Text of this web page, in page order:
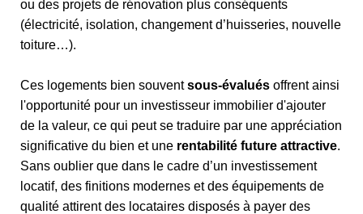
ou des projets de rénovation plus conséquents
(électricité, isolation, changement d’huisseries, nouvelle
toiture…).
Ces logements bien souventsous-évalués offrent ainsi
l'opportunité pour un investisseur immobilier d'ajouter
de la valeur, ce qui peut se traduire par une appréciation
significative du bien et une rentabilité future attractive.
Sans oublier que dans le cadre d’un investissement
locatif, des finitions modernes et des équipements de
qualité attirent des locataires disposés à payer des